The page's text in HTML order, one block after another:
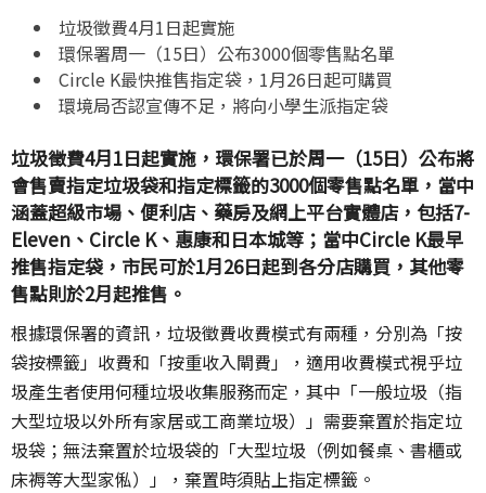
垃圾徵費4月1日起實施
環保署周一（15日）公布3000個零售點名單
Circle K最快推售指定袋， 1月26日起可購買
環境局否認宣傳不足，將向小學生派指定袋
垃圾徵費4月1日起實施，環保署已於周一（15日）公布將
會售賣指定垃圾袋和指定標籤的3000個零售點名單，當中
涵蓋超級市場、便利店、藥房及網上平台實體店，包括7-
Eleven、Circle K、惠康和日本城等；當中Circle K最早
推售指定袋，市民可於1月26日起到各分店購買，其他零
售點則於2月起推售。
根據環保署的資訊，垃圾徵費收費模式有兩種，分別為「按
袋按標籤」收費和「按重收入閘費」，適用收費模式視乎垃
圾產生者使用何種垃圾收集服務而定，其中「一般垃圾（指
大型垃圾以外所有家居或工商業垃圾）」需要棄置於指定垃
圾袋；無法棄置於垃圾袋的「大型垃圾（例如餐桌、書櫃或
床褥等大型家俬）」，棄置時須貼上指定標籤。